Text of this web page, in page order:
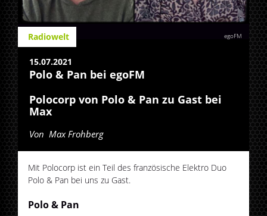
egoFM
Radiowelt
15.07.2021
Polo & Pan bei egoFM
Polocorp von Polo & Pan zu Gast bei
Max
Von Max Frohberg
Mit Polocorp ist ein Teil des französische Elektro Duo
Polo & Pan bei uns zu Gast.
Polo & Pan